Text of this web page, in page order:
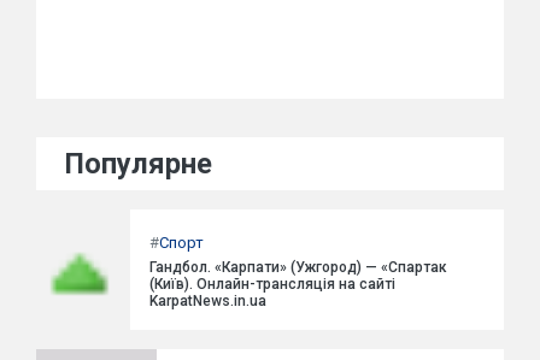
Популярне
#Спорт
Гандбол. «Карпати» (Ужгород) — «Спартак
(Київ). Онлайн-трансляція на сайті
KarpatNews.in.ua